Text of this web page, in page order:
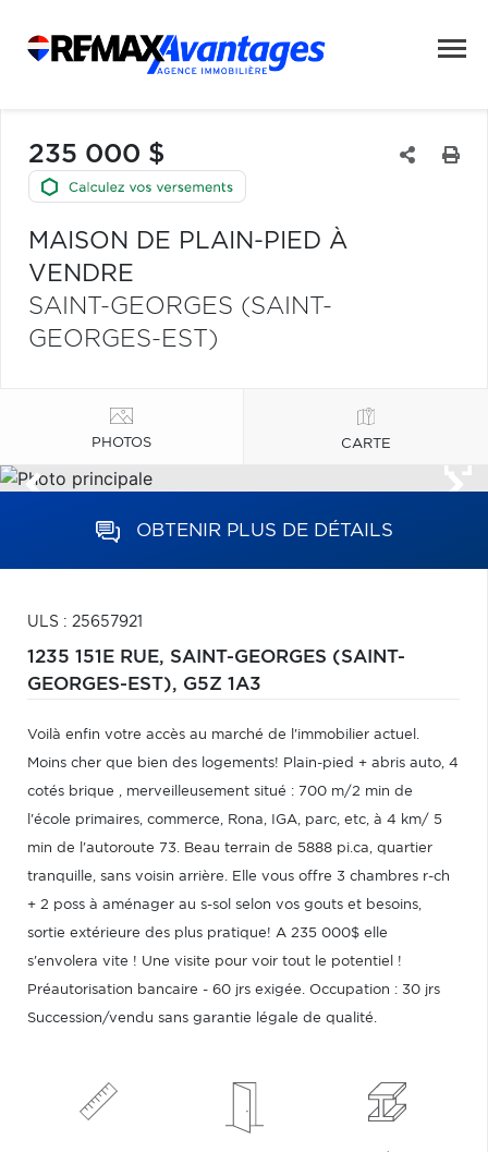
235 000 $
MAISON DE PLAIN-PIED À
VENDRE
SAINT-GEORGES (SAINT-
GEORGES-EST)
PHOTOS CARTE
OBTENIR PLUS DE DÉTAILS
ULS : 25657921
1235 151E RUE, SAINT-GEORGES (SAINT-
GEORGES-EST), G5Z 1A3
Voilà enfin votre accès au marché de l'immobilier actuel.
Moins cher que bien des logements! Plain-pied + abris auto, 4
cotés brique , merveilleusement situé : 700 m/2 min de
l'école primaires, commerce, Rona, IGA, parc, etc, à 4 km/ 5
min de l'autoroute 73. Beau terrain de 5888 pi.ca, quartier
tranquille, sans voisin arrière. Elle vous offre 3 chambres r-ch
+ 2 poss à aménager au s-sol selon vos gouts et besoins,
sortie extérieure des plus pratique! A 235 000$ elle
s'envolera vite ! Une visite pour voir tout le potentiel !
Préautorisation bancaire - 60 jrs exigée. Occupation : 30 jrs
Succession/vendu sans garantie légale de qualité.